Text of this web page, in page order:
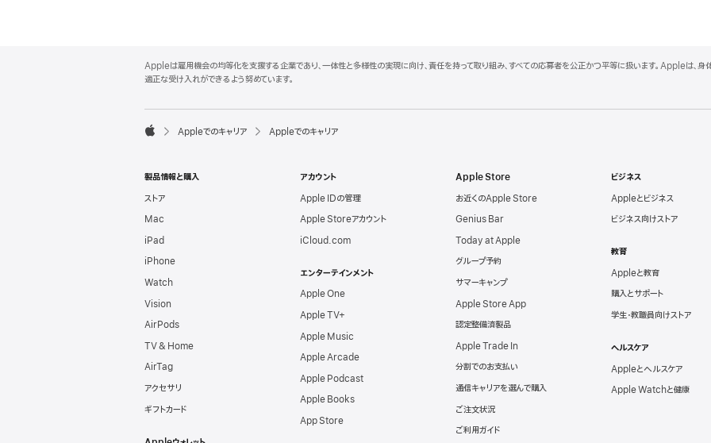
p
p
e
o
e
Appleは雇用機会の均等化を支援する企業であり、一体性と多様性の実現に向け、責任を持って取り組み、すべての応募者を公正かつ平等に扱います。Appleは、身
適正な受け入れができるよう努めています。

p
l
e
Appleでのキャリア Appleでのキャリア
製品情報と購入
ストア
Mac
iPad
iPhone
Watch
Vision
AirPods
TV & Home
AirTag
アクセサリ
ギフトカード
アカウント
Apple IDの管理
Apple Storeアカウント
iCloud.com
エンターテインメント
Apple One
Apple TV+
Apple Music
Apple Arcade
Apple Podcast
Apple Books
App Store
Apple Store
お近くのApple Store
Genius Bar
Today at Apple
グループ予約
サマーキャンプ
Apple Store App
認定整備済製品
Apple Trade In
分割でのお支払い
通信キャリアを選んで購入
ご注文状況
ご利用ガイド
ビジネス
Appleとビジネス
ビジネス向けストア
教育
Appleと教育
購入とサポート
学生・教職員向けストア
ヘルスケア
Appleとヘルスケア
Apple Watchと健康